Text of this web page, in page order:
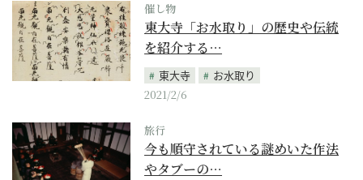
催し物
東大寺「お水取り」の歴史や伝統
を紹介する…
東大寺
お水取り
2021/2/6
旅行
今も順守されている謎めいた作法
やタブーの…